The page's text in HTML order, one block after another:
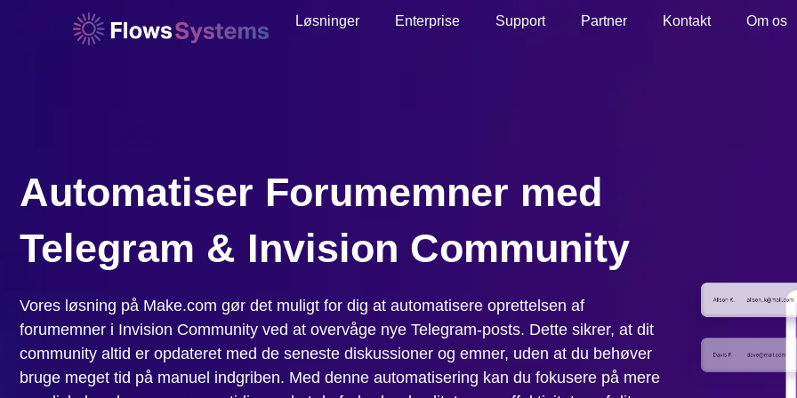
Løsninger Enterprise Support Partner Kontakt Om os
Automatiser Forumemner med
Telegram & Invision Community
Vores løsning på Make.com gør det muligt for dig at automatisere oprettelsen af
forumemner i Invision Community ved at overvåge nye Telegram-posts. Dette sikrer, at dit
community altid er opdateret med de seneste diskussioner og emner, uden at du behøver
bruge meget tid på manuel indgriben. Med denne automatisering kan du fokusere på mere